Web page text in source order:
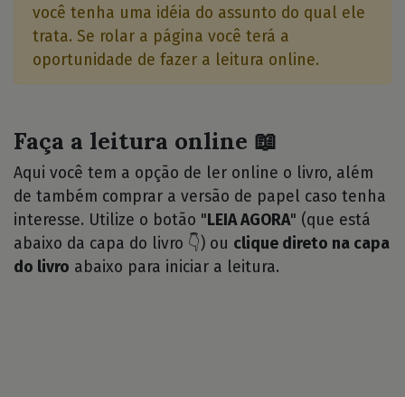
você tenha uma idéia do assunto do qual ele
trata. Se rolar a página você terá a
oportunidade de fazer a leitura online.
Faça a leitura online 📖
Aqui você tem a opção de ler online o livro, além
de também comprar a versão de papel caso tenha
interesse. Utilize o botão " LEIA AGORA" (que está
abaixo da capa do livro 👇) ou clique direto na capa
do livro abaixo para iniciar a leitura.